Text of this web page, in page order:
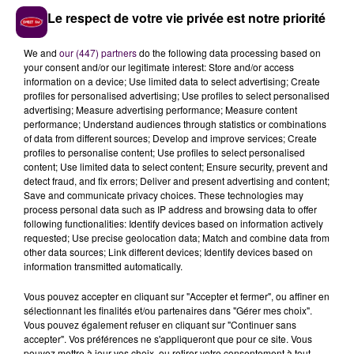
La communauté issue des réseaux sociaux est aussi
une précieuse alliée, lorsqu’il s’agit de photographier
une tornade dans le Berry ou d’impressionnants
grêlons sur la Touraine...
... POUR DES PRÉVISIONS AFFINÉES
Pour la première fois, l’association a financé de sa
poche sa première station météo ! Elle est
Le respect de votre vie privée est notre priorité
We and our (447) partnersdo the following data processing based on
your consent and/or our legitimate interest: Store and/or access
information on a device; Use limited data to select advertising; Create
profiles for personalised advertising; Use profiles to select personalised
advertising; Measure advertising performance; Measure content
performance; Understand audiences through statistics or combinations
of data from different sources; Develop and improve services; Create
profiles to personalise content; Use profiles to select personalised
content; Use limited data to select content; Ensure security, prevent and
detect fraud, and fix errors; Deliver and present advertising and content;
Save and communicate privacy choices. These technologies may
process personal data such as IP address and browsing data to offer
following functionalities: Identify devices based on information actively
requested; Use precise geolocation data; Match and combine data from
other data sources; Link different devices; Identify devices based on
information transmitted automatically.
Vous pouvez accepter en cliquant sur "Accepter et fermer", ou affiner en
sélectionnant les finalités et/ou partenaires dans "Gérer mes choix".
Vous pouvez également refuser en cliquant sur "Continuer sans
accepter". Vos préférences ne s'appliqueront que pour ce site. Vous